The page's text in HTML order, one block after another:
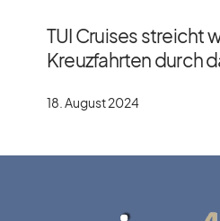
TUI Cruises streicht
Kreuzfahrten durch
18. August 2024